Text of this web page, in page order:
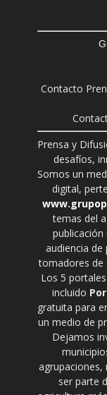
Contacto
Prensa y
desafíos,
Somos un
digital,
temas del
audiencia
tomadores de
Los 5
incluido
gratuita para
un medio de
Dejamos
ser parte